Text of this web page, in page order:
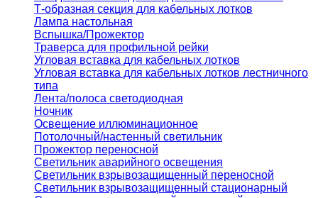
Т-образная секция для кабельных лотков
Лампа настольная
Вспышка/Прожектор
Траверса для профильной рейки
Угловая вставка для кабельных лотков
Угловая вставка для кабельных лотков лестничного
типа
Лента/полоса светодиодная
Ночник
Освещение иллюминационное
Потолочный/настенный светильник
Прожектор переносной
Светильник аварийного освещения
Светильник взрывозащищенный переносной
Светильник взрывозащищенный стационарный